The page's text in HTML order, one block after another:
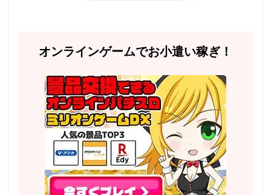
オンラインゲームでお小遣い稼ぎ！